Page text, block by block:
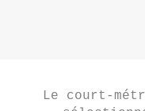
Le court-